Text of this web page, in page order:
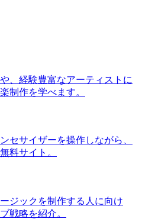
、経験豊富なアーティストに
制作を学べます。
セサイザーを操作しながら、
料サイト。
ジックを制作する人に向け
戦略を紹介。